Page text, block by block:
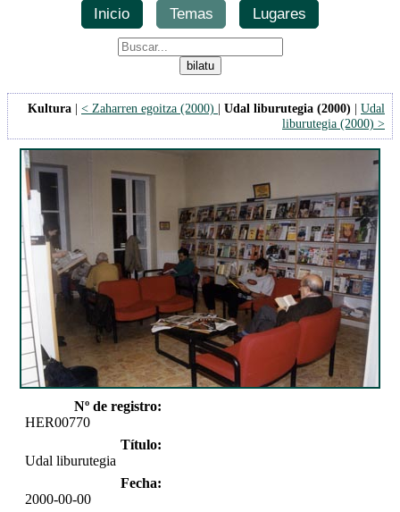
Inicio Temas Lugares
Kultura | < Zaharren egoitza (2000) | Udal liburutegia (2000) | Udal
liburutegia (2000) >
Nº de registro:
HER00770
Título:
Udal liburutegia
Fecha:
2000-00-00